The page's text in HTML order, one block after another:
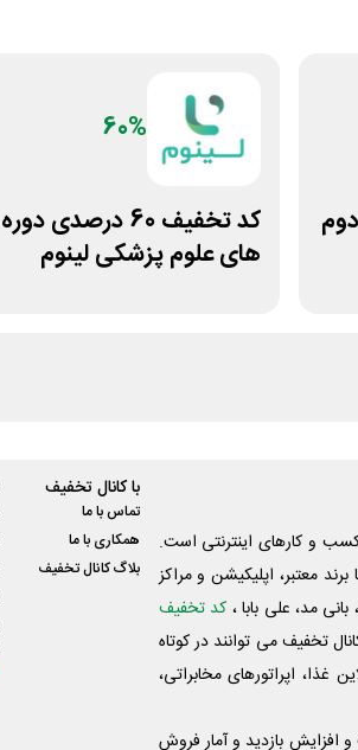
دوم
60%
کد تخفیف 60 درصدی دوره
های علوم پزشکی لینوم
و‌ کارهای اینترنتی است.
معتبر، اپلیکیشن و مراکز
مد، علی‌ بابا ، کد تخفیف
تخفیف می توانند در کوتاه
اپراتورهای مخابراتی،
افزایش بازدید و آمار فروش
با کانال تخفیف
تماس با ما
همکاری با ما
بلاگ کانال تخفیف